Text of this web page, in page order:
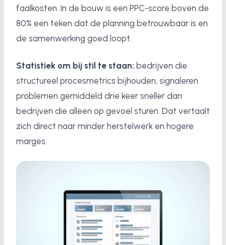
faalkosten. In de bouw is een PPC-score boven de
80% een teken dat de planning betrouwbaar is en
de samenwerking goed loopt.
Statistiek om bij stil te staan: bedrijven die
structureel procesmetrics bijhouden, signaleren
problemen gemiddeld drie keer sneller dan
bedrijven die alleen op gevoel sturen. Dat vertaalt
zich direct naar minder herstelwerk en hogere
marges.